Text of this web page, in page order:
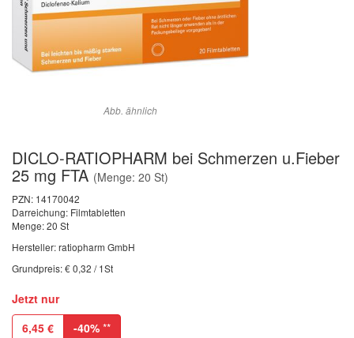
Abb. ähnlich
DICLO-RATIOPHARM bei Schmerzen u.Fieber
25 mg FTA (Menge: 20 St)
PZN: 14170042
Darreichung: Filmtabletten
Menge: 20 St
Hersteller: ratiopharm GmbH
Grundpreis: € 0,32 / 1St
Jetzt nur
6,45 € -40% **